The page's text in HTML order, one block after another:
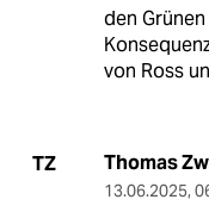
den
von Ross
TZ Thomas
13.06.2025,